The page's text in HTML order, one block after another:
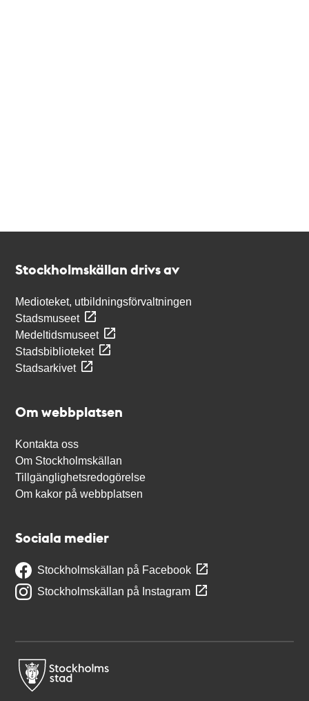
Stockholmskällan drivs av
Medioteket, utbildningsförvaltningen
Stadsmuseet
Medeltidsmuseet
Stadsbiblioteket
Stadsarkivet
Om webbplatsen
Kontakta oss
Om Stockholmskällan
Tillgänglighetsredogörelse
Om kakor på webbplatsen
Sociala medier
Stockholmskällan på Facebook
Stockholmskällan på Instagram